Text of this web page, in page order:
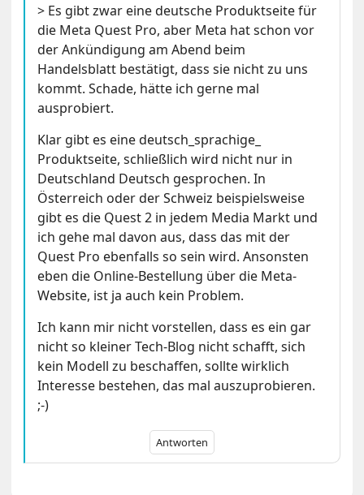
> Es gibt zwar eine deutsche Produktseite für
die Meta Quest Pro, aber Meta hat schon vor
der Ankündigung am Abend beim
Handelsblatt bestätigt, dass sie nicht zu uns
kommt. Schade, hätte ich gerne mal
ausprobiert.
Klar gibt es eine deutsch_sprachige_
Produktseite, schließlich wird nicht nur in
Deutschland Deutsch gesprochen. In
Österreich oder der Schweiz beispielsweise
gibt es die Quest 2 in jedem Media Markt und
ich gehe mal davon aus, dass das mit der
Quest Pro ebenfalls so sein wird. Ansonsten
eben die Online-Bestellung über die Meta-
Website, ist ja auch kein Problem.
Ich kann mir nicht vorstellen, dass es ein gar
nicht so kleiner Tech-Blog nicht schafft, sich
kein Modell zu beschaffen, sollte wirklich
Interesse bestehen, das mal auszuprobieren.
;-)
Antworten